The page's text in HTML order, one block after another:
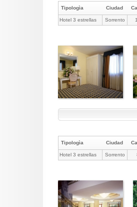
Tipologìa Ciudad
Hotel 3 estrellas Sorrento
Tipologìa Ciudad
Hotel 3 estrellas Sorrento